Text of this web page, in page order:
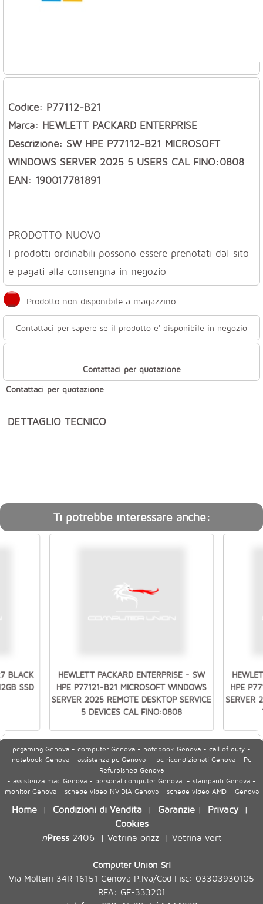
Codice: P77112-B21
Marca: HEWLETT PACKARD ENTERPRISE
Descrizione: SW HPE P77112-B21 MICROSOFT
WINDOWS SERVER 2025 5 USERS CAL FINO:0808
EAN: 190017781891
PRODOTTO NUOVO
I prodotti ordinabili possono essere prenotati dal sito
e pagati alla consengna in negozio
Prodotto non disponibile a magazzino
Contattaci per sapere se il prodotto e' disponibile in negozio
Contattaci per quotazione
Contattaci per quotazione
DETTAGLIO TECNICO
Ti potrebbe interessare anche:
BLACK
SSD
HEWLETT PACKARD ENTERPRISE - SW
HPE P77121-B21 MICROSOFT WINDOWS
SERVER 2025 REMOTE DESKTOP SERVICE
5 DEVICES CAL FINO:0808
HPE
SERVER
pcgaming Genova - computer Genova - notebook Genova - call of duty -
notebook Genova - assistenza pc Genova - pc ricondizionati Genova - Pc
Refurbished Genova
- assistenza mac Genova - personal computer Genova - stampanti Genova -
monitor Genova - schede video NVIDIA Genova - schede video AMD - Genova
Home | Condizioni di Vendita | Garanzie | Privacy|
Cookies
nPress2406| Vetrina orizz| Vetrina vert
Computer Union Srl
Via Molteni 34R 16151 Genova P.Iva/Cod Fisc: 03303930105
REA: GE-333201